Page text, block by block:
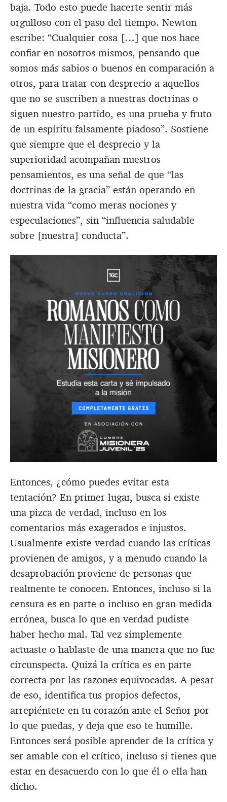
baja. Todo esto puede hacerte sentir más
orgulloso con el paso del tiempo. Newton
escribe: “Cualquier cosa […] que nos hace
confiar en nosotros mismos, pensando que
somos más sabios o buenos en comparación a
otros, para tratar con desprecio a aquellos
que no se suscriben a nuestras doctrinas o
siguen nuestro partido, es una prueba y fruto
de un espíritu falsamente piadoso”. Sostiene
que siempre que el desprecio y la
superioridad acompañan nuestros
pensamientos, es una señal de que “las
doctrinas de la gracia” están operando en
nuestra vida “como meras nociones y
especulaciones”, sin “influencia saludable
sobre [nuestra] conducta”.
Entonces, ¿cómo puedes evitar esta
tentación? En primer lugar, busca si existe
una pizca de verdad, incluso en los
comentarios más exagerados e injustos.
Usualmente existe verdad cuando las críticas
provienen de amigos, y a menudo cuando la
desaprobación proviene de personas que
realmente te conocen. Entonces, incluso si la
censura es en parte o incluso en gran medida
errónea, busca lo que en verdad pudiste
haber hecho mal. Tal vez simplemente
actuaste o hablaste de una manera que no fue
circunspecta. Quizá la crítica es en parte
correcta por las razones equivocadas. A pesar
de eso, identifica tus propios defectos,
arrepiéntete en tu corazón ante el Señor por
lo que puedas, y deja que eso te humille.
Entonces será posible aprender de la crítica y
ser amable con el crítico, incluso si tienes que
estar en desacuerdo con lo que él o ella han
dicho.